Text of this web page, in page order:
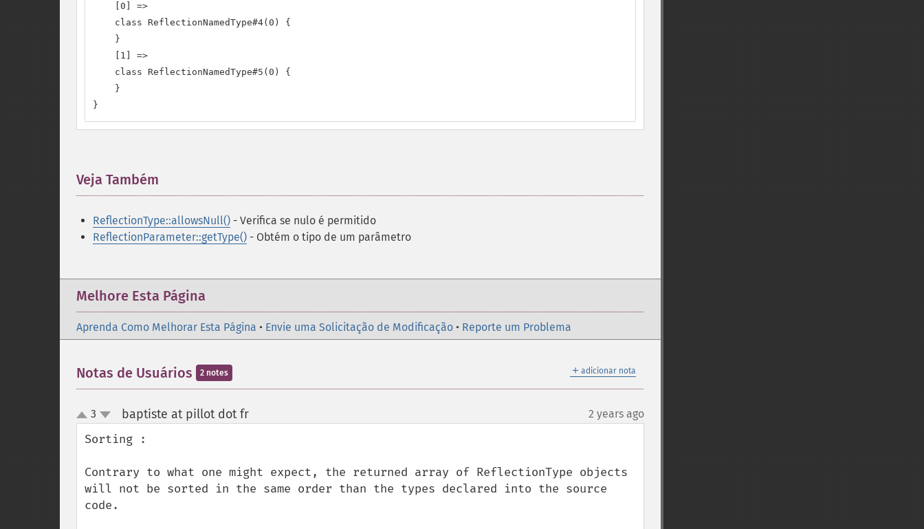
    [0] =>
    class ReflectionNamedType#4(0) {
    }
    [1] =>
    class ReflectionNamedType#5(0) {
    }
}
Veja Também
ReflectionType::allowsNull() - Verifica se nulo é permitido
ReflectionParameter::getType() - Obtém o tipo de um parâmetro
Melhore Esta Página
Aprenda Como Melhorar Esta Página • Envie uma Solicitação de Modificação • Reporte um Problema
＋ adicionar nota
Notas de Usuários 2 notes
up
down
3 baptiste at pillot dot fr¶ 2 years ago
Sorting :
Contrary to what one might expect, the returned array of ReflectionType objects
will not be sorted in the same order than the types declared into the source
code.